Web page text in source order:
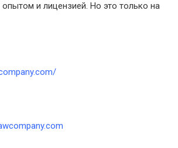
и лицензией. Но это только на